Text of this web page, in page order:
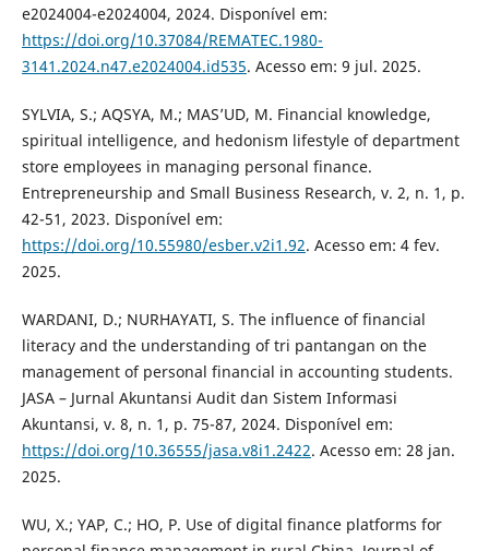
e2024004-e2024004, 2024. Disponível em:
https://doi.org/10.37084/REMATEC.1980-
3141.2024.n47.e2024004.id535. Acesso em: 9 jul. 2025.
SYLVIA, S.; AQSYA, M.; MAS’UD, M. Financial knowledge,
spiritual intelligence, and hedonism lifestyle of department
store employees in managing personal finance.
Entrepreneurship and Small Business Research, v. 2, n. 1, p.
42-51, 2023. Disponível em:
https://doi.org/10.55980/esber.v2i1.92. Acesso em: 4 fev.
2025.
WARDANI, D.; NURHAYATI, S. The influence of financial
literacy and the understanding of tri pantangan on the
management of personal financial in accounting students.
JASA – Jurnal Akuntansi Audit dan Sistem Informasi
Akuntansi, v. 8, n. 1, p. 75-87, 2024. Disponível em:
https://doi.org/10.36555/jasa.v8i1.2422. Acesso em: 28 jan.
2025.
WU, X.; YAP, C.; HO, P. Use of digital finance platforms for